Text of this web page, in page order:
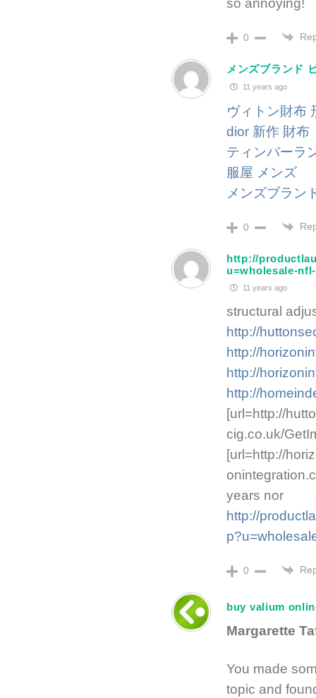
0
メンズブランド
11 years ago
ヴィトン財布
dior 新作 財布
ティンバーラ
服屋 メンズ
メンズブラン
0
http://
u=wholesale-
11 years ago
structural
http://
http://
http://
http://
[url=http://
cig.co.uk/
[url=http://
years nor
http://
0
buy valium
Margarette
You made
topic and